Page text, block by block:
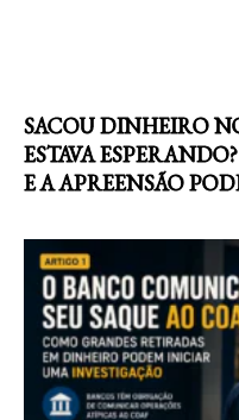
SACOU DINHEIRO
ESTAVA
E A APREENSÃO